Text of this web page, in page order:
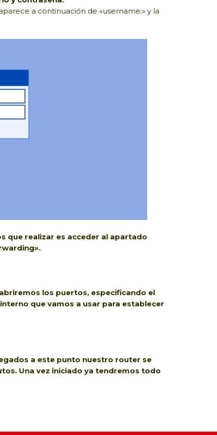
a continuación de «username:» y la
que realizar es acceder al apartado
los puertos, especificando el
que vamos a usar para establecer
a este punto nuestro router se
Una vez iniciado ya tendremos todo